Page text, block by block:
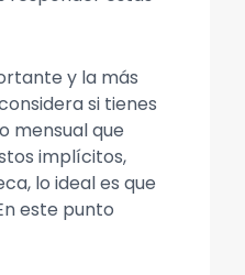
y la más
si tienes
mensual que
implícitos,
lo ideal es que
este punto